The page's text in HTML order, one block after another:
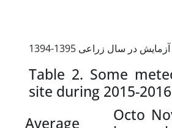
Table 2. Some
site during 2015-
Average
Octo